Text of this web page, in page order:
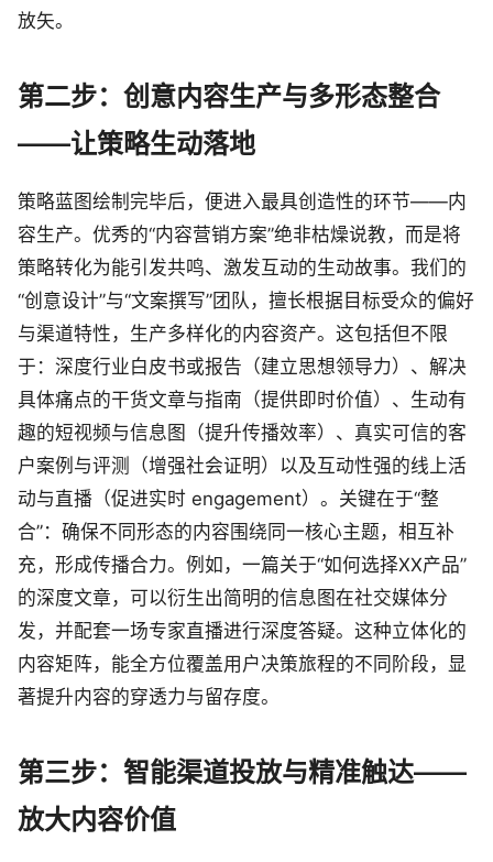
放矢。
第二步：创意内容生产与多形态整合
——让策略生动落地
策略蓝图绘制完毕后，便进入最具创造性的环节——内
容生产。优秀的“内容营销方案”绝非枯燥说教，而是将
策略转化为能引发共鸣、激发互动的生动故事。我们的
“创意设计”与“文案撰写”团队，擅长根据目标受众的偏好
与渠道特性，生产多样化的内容资产。这包括但不限
于：深度行业白皮书或报告（建立思想领导力）、解决
具体痛点的干货文章与指南（提供即时价值）、生动有
趣的短视频与信息图（提升传播效率）、真实可信的客
户案例与评测（增强社会证明）以及互动性强的线上活
动与直播（促进实时 engagement）。关键在于“整
合”：确保不同形态的内容围绕同一核心主题，相互补
充，形成传播合力。例如，一篇关于“如何选择XX产品”
的深度文章，可以衍生出简明的信息图在社交媒体分
发，并配套一场专家直播进行深度答疑。这种立体化的
内容矩阵，能全方位覆盖用户决策旅程的不同阶段，显
著提升内容的穿透力与留存度。
第三步：智能渠道投放与精准触达——
放大内容价值